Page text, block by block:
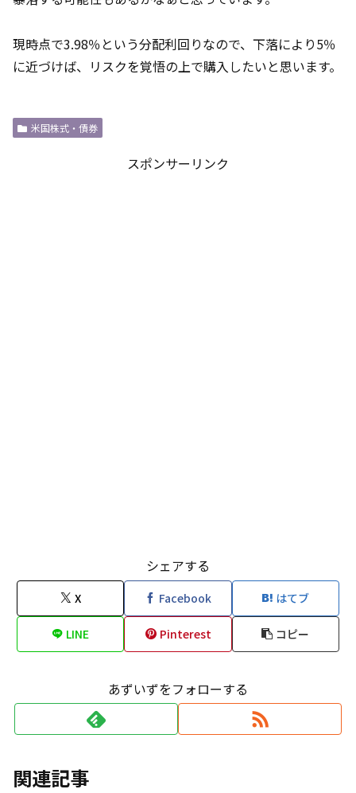
現時点で3.98％という分配利回りなので、下落により5％
に近づけば、リスクを覚悟の上で購入したいと思います。
米国株式・債券
スポンサーリンク
シェアする
X Facebook はてブ
LINE Pinterest コピー
あずいずをフォローする
関連記事